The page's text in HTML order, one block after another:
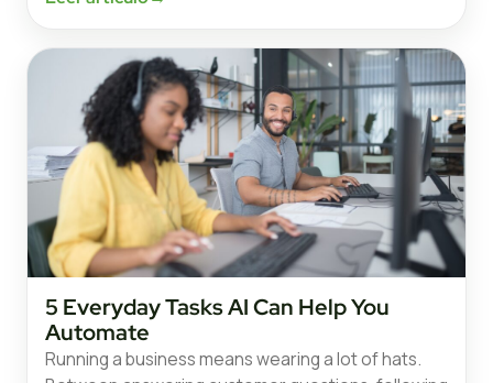
5 Everyday Tasks AI Can Help You
Automate
Running a business means wearing a lot of hats.